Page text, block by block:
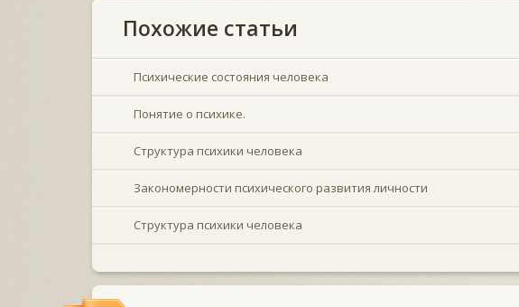
Похожие статьи
Психические состояния человека
Понятие о психике.
Структура психики человека
Закономерности психического развития личности
Структура психики человека